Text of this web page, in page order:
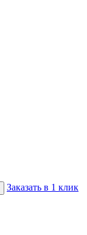
Заказать в 1 клик